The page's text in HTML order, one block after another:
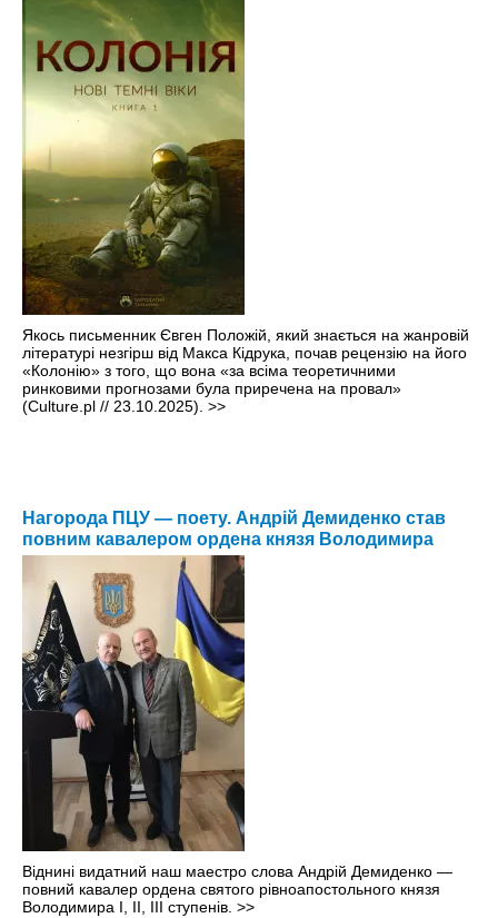
Якось письменник Євген Положій, який знається на жанровій
літературі незгірш від Макса Кідрука, почав рецензію на його
«Колонію» з того, що вона «за всіма теоретичними
ринковими прогнозами була приречена на провал»
(Culture.pl // 23.10.2025). >>
Нагорода ПЦУ — поету. Андрій Демиденко став
повним кавалером ордена князя Володимира
Віднині видатний наш маестро слова Андрій Демиденко —
повний кавалер ордена святого рівноапостольного князя
Володимира І, ІІ, ІІІ ступенів. >>